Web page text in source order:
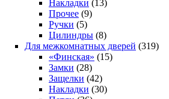
Накладки (13)
Прочее (9)
Ручки (5)
Цилиндры (8)
Для межкомнатных дверей (319)
«Финская» (15)
Замки (28)
Защелки (42)
Накладки (30)